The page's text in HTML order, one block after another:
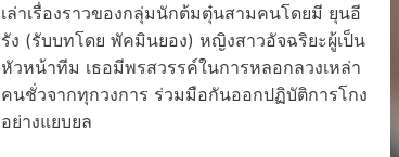
เล่าเรื่องราวของกลุ่มนักต้มตุ๋นสามคนโดยมี ยุนอี
รัง (รับบทโดย พัคมินยอง) หญิงสาวอัจฉริยะผู้เป็น
หัวหน้าทีม เธอมีพรสวรรค์ในการหลอกลวงเหล่า
คนชั่วจากทุกวงการ ร่วมมือกันออกปฏิบัติการโกง
อย่างแยบยล